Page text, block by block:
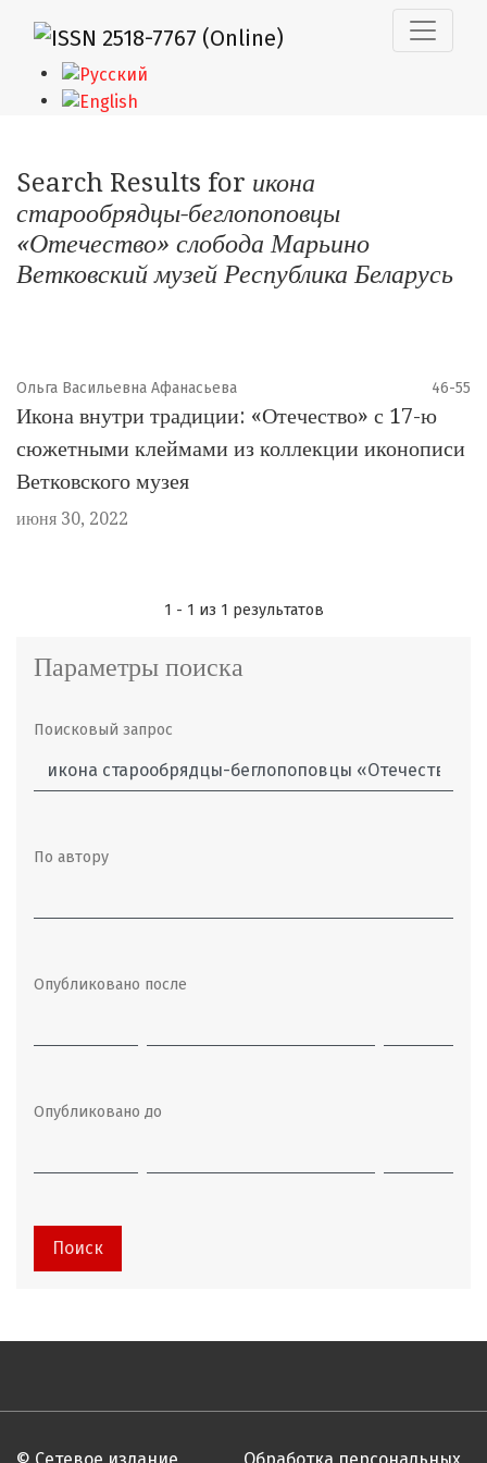
Search Results for икона
старообрядцы-беглопоповцы
«Отечество» слобода Марьино
Ветковский музей Республика Беларусь
Ольга Васильевна Афанасьева 46-55
Икона внутри традиции: «Отечество» с 17-ю
сюжетными клеймами из коллекции иконописи
Ветковского музея
июня 30, 2022
1 - 1 из 1 результатов
Параметры поиска
Поисковый запрос
По автору
Опубликовано после
Опубликовано до
Поиск
© Сетевое издание Обработка персональных